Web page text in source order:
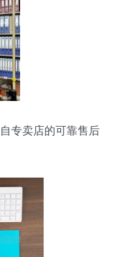
专卖店的可靠售后